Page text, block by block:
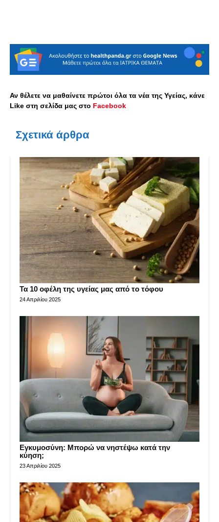
Αν θέλετε να μαθαίνετε πρώτοι όλα τα νέα της Υγείας, κάνε
Like στη σελίδα μας στο Facebook
Σχετικά άρθρα
Τα 10 οφέλη της υγείας μας από το τόφου
24 Απριλίου 2025
Εγκυμοσύνη: Μπορώ να νηστέψω κατά την
κύηση;
23 Απριλίου 2025